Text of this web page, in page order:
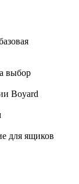
выбор
Boyard
для ящиков